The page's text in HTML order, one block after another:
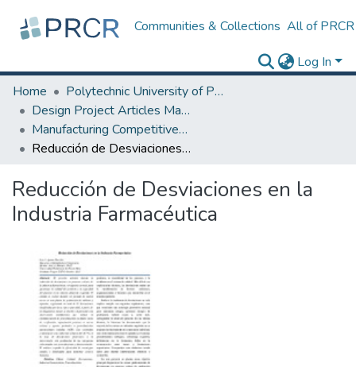
Communities & Collections All of PRCR
Log In
Home
Polytechnic University of Puerto Rico
Design Project Articles Master Degree
Manufacturing Competitiveness
Reducción de Desviaciones en la Industria Farmacéutica
Reducción de Desviaciones en la
Industria Farmacéutica